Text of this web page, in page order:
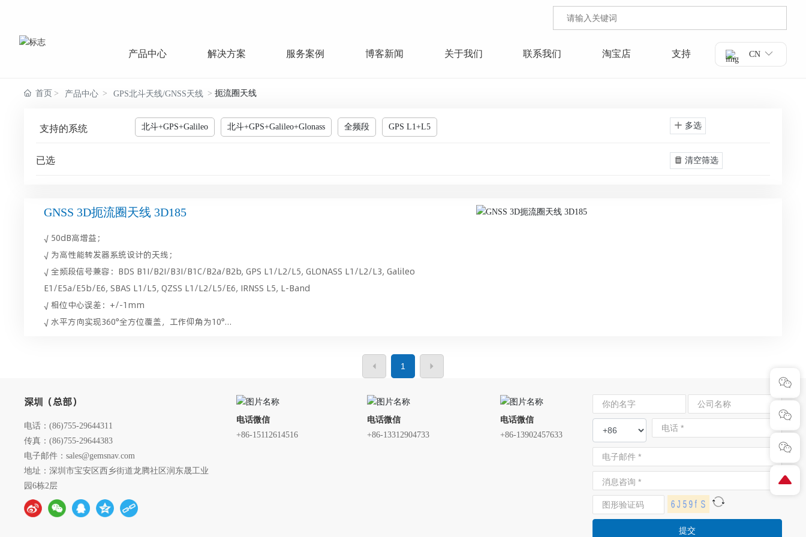
产品中心 解决方案 服务案例 博客新闻 关于我们 联系我们 淘宝店 支持 CN
首页 产品中心 GPS北斗天线/GNSS天线 扼流圈天线
支持的系统 北斗+GPS+Galileo 北斗+GPS+Galileo+Glonass 全频段 GPS L1+L5 多选
已选 清空筛选
GNSS 3D扼流圈天线 3D185
√ 50dB高增益；
√ 为高性能转发器系统设计的天线；
√ 全频段信号兼容：BDS B1I/B2I/B3I/B1C/B2a/B2b, GPS L1/L2/L5, GLONASS L1/L2/L3, Galileo
E1/E5a/E5b/E6, SBAS L1/L5, QZSS L1/L2/L5/E6, IRNSS L5, L-Band
√ 相位中心误差：+/-1mm
√ 水平方向实现360°全方位覆盖，工作仰角为10°
√ 抗多路径技术
√ 一体化成型的模具设计；
1
GPS北斗天线/GNSS天线 GPS北斗功分器/GNSS功分器 GPS北斗放大器/GNSS放大器 射频光纤 RFoF GPS北斗智能同步多路分配系统
北斗转GPS系统|单北斗系统|北斗GPS变模 屏蔽与隔音 射频微波器件
深圳（总部）
电话：(86)755-29644311
传真：(86)755-29644383
电子邮件：sales@gemsnav.com
地址：深圳市宝安区西乡街道龙腾社区润东晟工业
园6栋2层
电话微信
+86-15112614516
电话微信
+86-13312904733
电话微信
+86-13902457633
提交